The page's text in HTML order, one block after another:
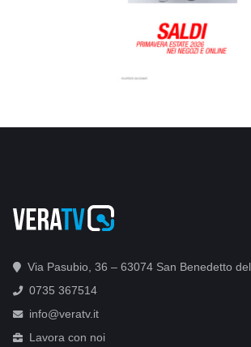
Via Pasubio, 36 – 63074 San Benedetto
0735 367514
info@veratv.it
Lavora con noi